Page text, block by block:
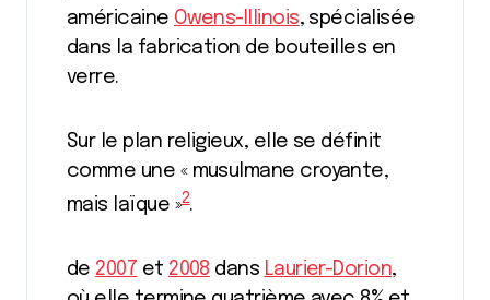
américaine Owens-Illinois, spécialisée
dans la fabrication de bouteilles en
verre.
Sur le plan religieux, elle se définit
comme une « musulmane croyante,
mais laïque »2.
de 2007 et 2008 dans Laurier-Dorion,